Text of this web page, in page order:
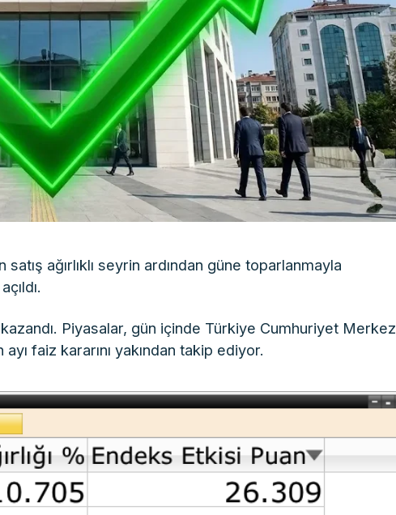
ağırlıklı seyrin ardından güne toparlanmayla
Piyasalar, gün içinde Türkiye Cumhuriyet Merkez
faiz kararını yakından takip ediyor.